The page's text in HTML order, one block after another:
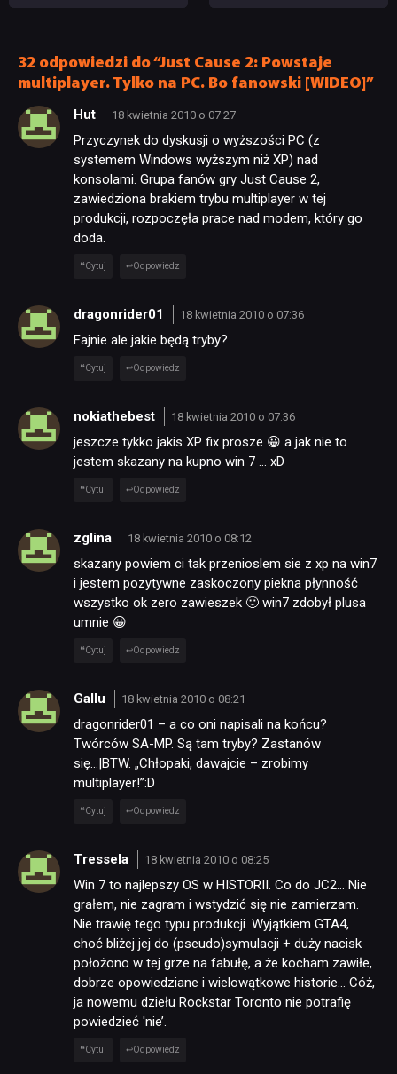
32 odpowiedzi do “Just Cause 2: Powstaje
multiplayer. Tylko na PC. Bo fanowski [WIDEO]”
Hut 18 kwietnia 2010 o 07:27
Przyczynek do dyskusji o wyższości PC (z
systemem Windows wyższym niż XP) nad
konsolami. Grupa fanów gry Just Cause 2,
zawiedziona brakiem trybu multiplayer w tej
produkcji, rozpoczęła prace nad modem, który go
doda.
Cytuj Odpowiedz
dragonrider01 18 kwietnia 2010 o 07:36
Fajnie ale jakie będą tryby?
Cytuj Odpowiedz
nokiathebest 18 kwietnia 2010 o 07:36
jeszcze tykko jakis XP fix prosze 😀 a jak nie to
jestem skazany na kupno win 7 … xD
Cytuj Odpowiedz
zglina 18 kwietnia 2010 o 08:12
skazany powiem ci tak przenioslem sie z xp na win7
i jestem pozytywne zaskoczony piekna płynność
wszystko ok zero zawieszek 🙂 win7 zdobył plusa
umnie 😀
Cytuj Odpowiedz
Gallu 18 kwietnia 2010 o 08:21
dragonrider01 – a co oni napisali na końcu?
Twórców SA-MP. Są tam tryby? Zastanów
się…|BTW. „Chłopaki, dawajcie – zrobimy
multiplayer!”:D
Cytuj Odpowiedz
Tressela 18 kwietnia 2010 o 08:25
Win 7 to najlepszy OS w HISTORII. Co do JC2… Nie
grałem, nie zagram i wstydzić się nie zamierzam.
Nie trawię tego typu produkcji. Wyjątkiem GTA4,
choć bliżej jej do (pseudo)symulacji + duży nacisk
położono w tej grze na fabułę, a że kocham zawiłe,
dobrze opowiedziane i wielowątkowe historie… Cóż,
ja nowemu dziełu Rockstar Toronto nie potrafię
powiedzieć 'nie’.
Cytuj Odpowiedz